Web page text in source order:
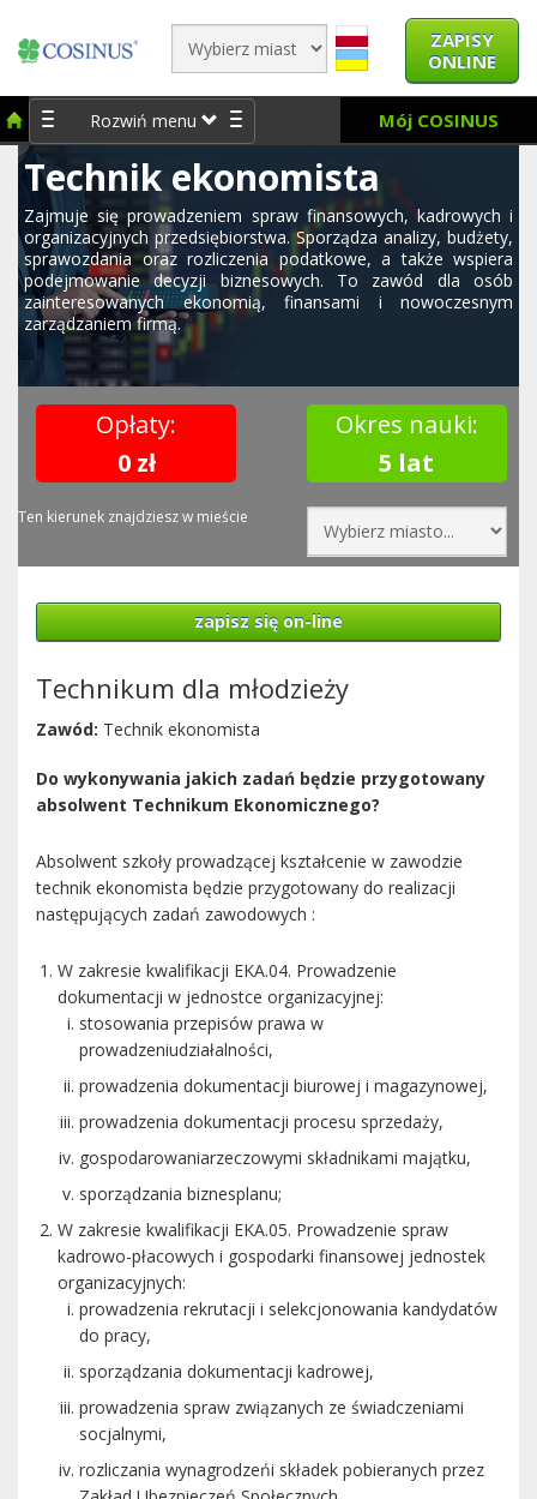
ZAPISY
ONLINE
Rozwiń menu Mój COSINUS
Technik ekonomista
Zajmuje się prowadzeniem spraw finansowych, kadrowych i
organizacyjnych przedsiębiorstwa. Sporządza analizy, budżety,
sprawozdania oraz rozliczenia podatkowe, a także wspiera
podejmowanie decyzji biznesowych. To zawód dla osób
zainteresowanych ekonomią, finansami i nowoczesnym
zarządzaniem firmą.
Opłaty:
0 zł
Okres nauki:
5 lat
Ten kierunek znajdziesz w mieście
zapisz się on-line
Technikum dla młodzieży
Zawód: Technik ekonomista
Do wykonywania jakich zadań będzie przygotowany
absolwent Technikum Ekonomicznego?
Absolwent szkoły prowadzącej kształcenie w zawodzie
technik ekonomista będzie przygotowany do realizacji
następujących zadań zawodowych :
W zakresie kwalifikacji EKA.04. Prowadzenie
dokumentacji w jednostce organizacyjnej:
stosowania przepisów prawa w
prowadzeniudziałalności,
prowadzenia dokumentacji biurowej i magazynowej,
prowadzenia dokumentacji procesu sprzedaży,
gospodarowaniarzeczowymi składnikami majątku,
sporządzania biznesplanu;
W zakresie kwalifikacji EKA.05. Prowadzenie spraw
kadrowo-płacowych i gospodarki finansowej jednostek
organizacyjnych:
prowadzenia rekrutacji i selekcjonowania kandydatów
do pracy,
sporządzania dokumentacji kadrowej,
prowadzenia spraw związanych ze świadczeniami
socjalnymi,
rozliczania wynagrodzeńi składek pobieranych przez